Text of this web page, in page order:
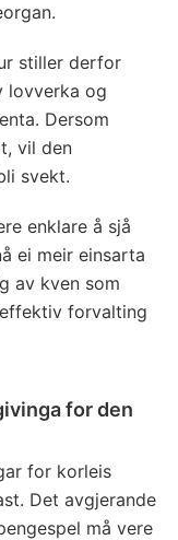
stiller derfor
lovverka og
Dersom
vil den
svekt.
enklare å sjå
ei meir einsarta
av kven som
forvalting
for den
for korleis
Det avgjerande
må vere